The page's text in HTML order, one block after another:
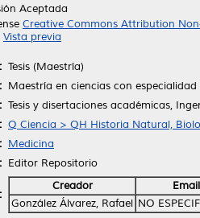
Aceptada
Creative Commons Attribution
Vista previa
Tesis (Maestría)
Maestría en ciencias con
Tesis y disertaciones académicas,
Q Ciencia > QH Historia Natural,
Medicina
Editor Repositorio
Creador
Email
González Álvarez, Rafael NO